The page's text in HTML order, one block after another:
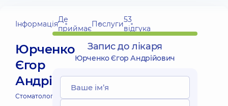
ІнформаціяДе
приймаєПослуги53
відгука
Юрченко
Єгор
Андрійович
Стоматолог-ортодонт;
Запис до лікаря
Юрченко Єгор Андрійович